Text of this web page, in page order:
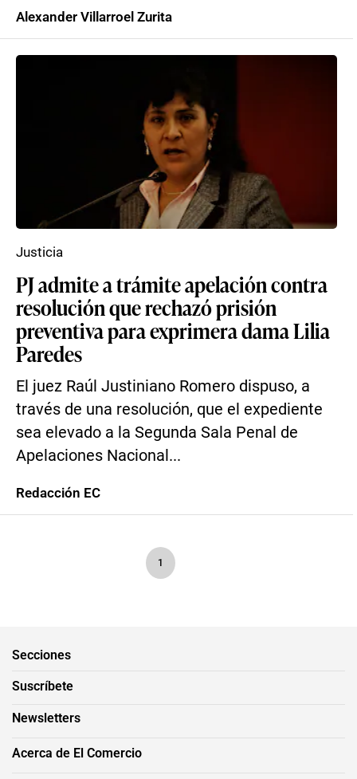
Alexander Villarroel Zurita
PJ admite a trámite apelación contra
resolución que rechazó prisión
preventiva para exprimera dama Lilia
Paredes
El juez Raúl Justiniano Romero dispuso, a
través de una resolución, que el expediente
sea elevado a la Segunda Sala Penal de
Apelaciones Nacional...
Justicia
Redacción EC
1
Secciones
Suscríbete
Newsletters
Acerca de El Comercio